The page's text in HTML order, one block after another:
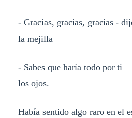
- Gracias, gracias, gracias -
la mejilla
- Sabes que haría todo por ti
los ojos.
Había sentido algo raro en el